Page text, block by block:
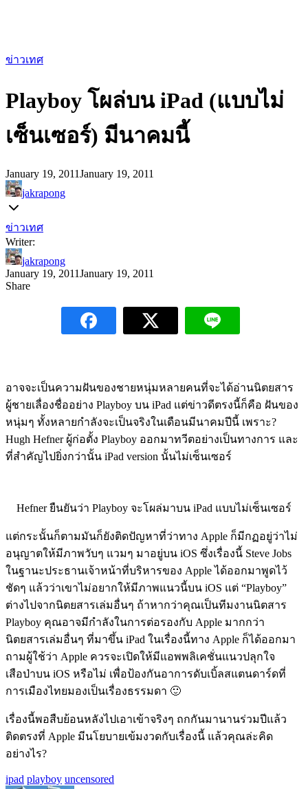
ข่าวเทศ
Playboy โผล่บน iPad (แบบไม่
เซ็นเซอร์) มีนาคมนี้
January 19, 2011January 19, 2011
jakrapong
ข่าวเทศ
Writer:
jakrapong
January 19, 2011January 19, 2011
Share
อาจจะเป็นความฝันของชายหนุ่มหลายคนที่จะได้อ่านนิตยสาร
ผู้ชายเลื่องชื่ออย่าง Playboy บน iPad แต่ข่าวดีตรงนี้ก็คือ ฝันของ
หนุ่มๆ ทั้งหลายกำลังจะเป็นจริงในเดือนมีนาคมปีนี้ เพราะ?
Hugh Hefner ผู้ก่อตั้ง Playboy ออกมาทวีตอย่างเป็นทางการ และ
ที่สำคัญไปยิ่งกว่านั้น iPad version นั้นไม่เซ็นเซอร์
Hefner ยืนยันว่า Playboy จะโผล่มาบน iPad แบบไม่เซ็นเซอร์
แต่กระนั้นก็ตามมันก็ยังติดปัญหาที่ว่าทาง Apple ก็มีกฏอยู่ว่าไม่
อนุญาตให้มีภาพวับๆ แวมๆ มาอยู่บน iOS ซึ่งเรื่องนี้ Steve Jobs
ในฐานะประธานเจ้าหน้าที่บริหารของ Apple ได้ออกมาพูดไว้
ชัดๆ แล้วว่าเขาไม่อยากให้มีภาพแนวนี้บน iOS แต่ “Playboy”
ต่างไปจากนิตยสารเล่มอื่นๆ ถ้าหากว่าคุณเป็นทีมงานนิตสาร
Playboy คุณอาจมีกำลังในการต่อรองกับ Apple มากกว่า
นิตยสารเล่มอื่นๆ ที่มาขึ้น iPad ในเรื่องนี้ทาง Apple ก็ได้ออกมา
ถามผู้ใช้ว่า Apple ควรจะเปิดให้มีแอพพลิเคชั่นแนวปลุกใจ
เสือป่าบน iOS หรือไม่ เพื่อป้องกันอาการดับเบิ้ลสแตนดาร์ดที่
การเมืองไทยมองเป็นเรื่องธรรมดา 🙂
เรื่องนี้พอสืบย้อนหลังไปเอาเข้าจริงๆ ถกกันมานานร่วมปีแล้ว
ติดตรงที่ Apple มีนโยบายเข้มงวดกับเรื่องนี้ แล้วคุณล่ะคิด
อย่างไร?
ipad playboy uncensored